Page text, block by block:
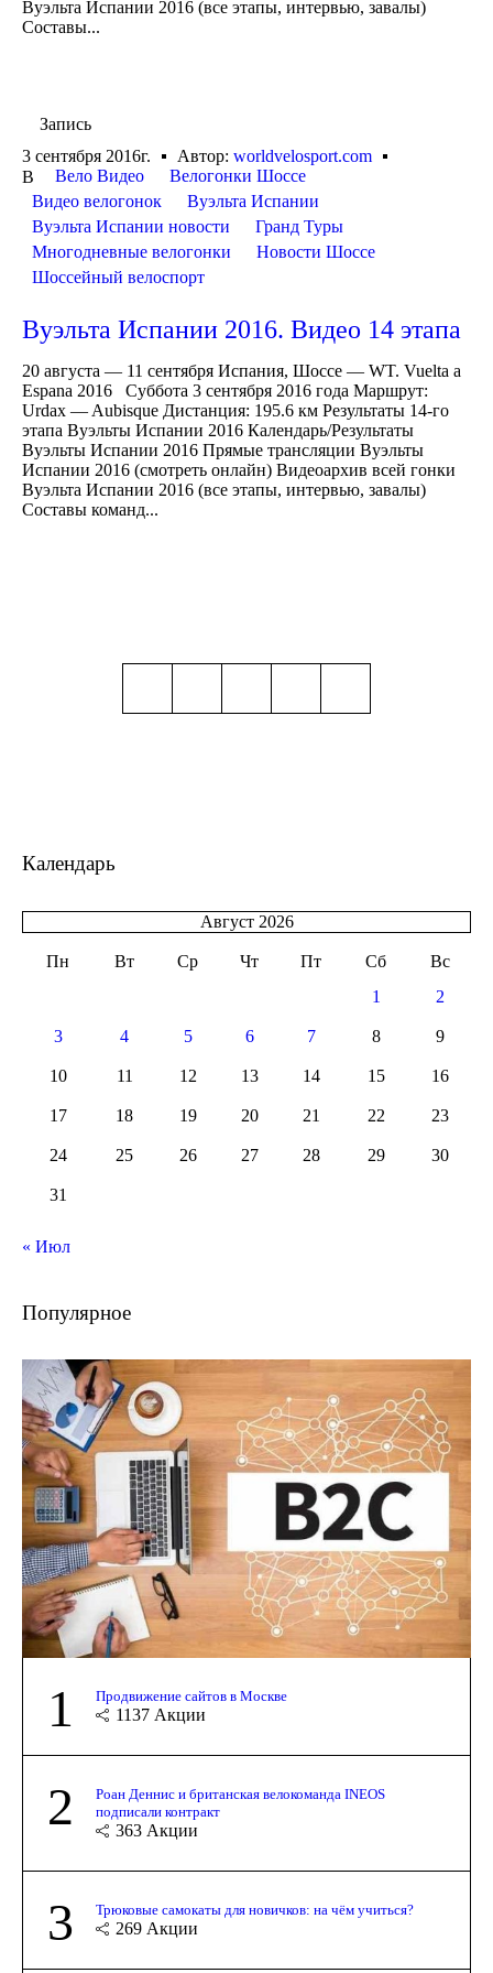
Вуэльта Испании 2016 (все этапы, интервью, завалы)
Составы...
Запись
3 сентября 2016г.
Автор: worldvelosport.com
В
Вело Видео
Велогонки Шоссе
Видео велогонок
Вуэльта Испании
Вуэльта Испании новости
Гранд Туры
Многодневные велогонки
Новости Шоссе
Шоссейный велоспорт
Вуэльта Испании 2016. Видео 14 этапа
20 августа — 11 сентября Испания, Шоссе — WT. Vuelta a
Espana 2016 Суббота 3 сентября 2016 года Маршрут:
Urdax — Aubisque Дистанция: 195.6 км Результаты 14-го
этапа Вуэльты Испании 2016 Календарь/Результаты
Вуэльты Испании 2016 Прямые трансляции Вуэльты
Испании 2016 (смотреть онлайн) Видеоархив всей гонки
Вуэльта Испании 2016 (все этапы, интервью, завалы)
Составы команд...
Календарь
Август 2026
Пн Вт Ср Чт Пт Сб
Вс
1
2
3 4 5 6 7 8 9
10 11 12 13 14 15 16
17 18 19 20 21 22 23
24 25 26 27 28 29 30
31
« Июл
Популярное
1 Продвижение сайтов в Москве
1137 Акции
2
Роан Деннис и британская велокоманда INEOS
подписали контракт
363 Акции
3 Трюковые самокаты для новичков: на чём учиться?
269 Акции